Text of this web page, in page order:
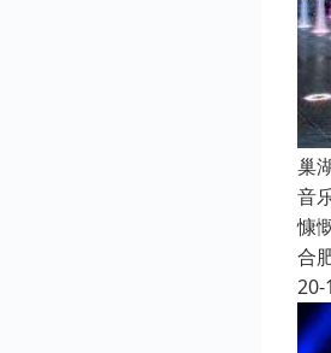
巢
音
慷
合
20-